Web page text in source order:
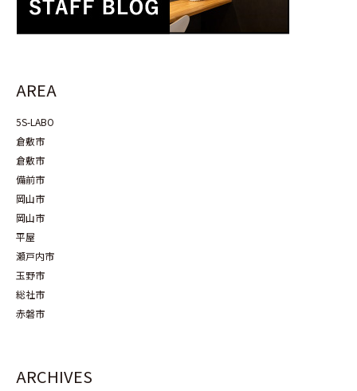
AREA
5S-LABO
倉敷市
倉敷市
備前市
岡山市
岡山市
平屋
瀬戸内市
玉野市
総社市
赤磐市
ARCHIVES